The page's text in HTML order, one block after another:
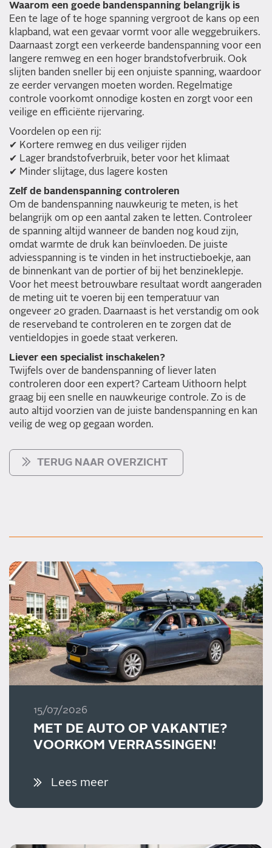
Waarom een goede bandenspanning belangrijk is
Een te lage of te hoge spanning vergroot de kans op een
klapband, wat een gevaar vormt voor alle weggebruikers.
Daarnaast zorgt een verkeerde bandenspanning voor een
langere remweg en een hoger brandstofverbruik. Ook
slijten banden sneller bij een onjuiste spanning, waardoor
ze eerder vervangen moeten worden. Regelmatige
controle voorkomt onnodige kosten en zorgt voor een
veilige en efficiënte rijervaring.
Voordelen op een rij:
✔ Kortere remweg en dus veiliger rijden
✔ Lager brandstofverbruik, beter voor het klimaat
✔ Minder slijtage, dus lagere kosten
Zelf de bandenspanning controleren
Om de bandenspanning nauwkeurig te meten, is het
belangrijk om op een aantal zaken te letten. Controleer
de spanning altijd wanneer de banden nog koud zijn,
omdat warmte de druk kan beïnvloeden. De juiste
adviesspanning is te vinden in het instructieboekje, aan
de binnenkant van de portier of bij het benzineklepje.
Voor het meest betrouwbare resultaat wordt aangeraden
de meting uit te voeren bij een temperatuur van
ongeveer 20 graden. Daarnaast is het verstandig om ook
de reserveband te controleren en te zorgen dat de
ventieldopjes in goede staat verkeren.
Liever een specialist inschakelen?
Twijfels over de bandenspanning of liever laten
controleren door een expert? Carteam Uithoorn helpt
graag bij een snelle en nauwkeurige controle. Zo is de
auto altijd voorzien van de juiste bandenspanning en kan
veilig de weg op gegaan worden.
TERUG NAAR OVERZICHT
15/07/2026
MET DE AUTO OP VAKANTIE?
VOORKOM VERRASSINGEN!
Lees meer